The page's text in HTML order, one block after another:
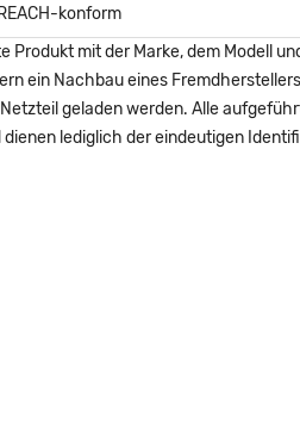
konform
mit der Marke, dem Modell
ein Nachbau eines
geladen werden. Alle
lediglich der eindeutigen